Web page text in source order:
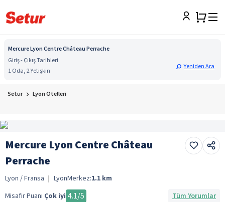
Mercure Lyon Centre Château Perrache
Giriş - Çıkış Tarihleri
1 Oda, 2 Yetişkin
Yeniden Ara
Setur Lyon Otelleri
Mercure Lyon Centre Château
Perrache
Lyon / Fransa | LyonMerkez:1.1 km
Misafir Puanı Çok iyi 4.1/5
Tüm Yorumlar